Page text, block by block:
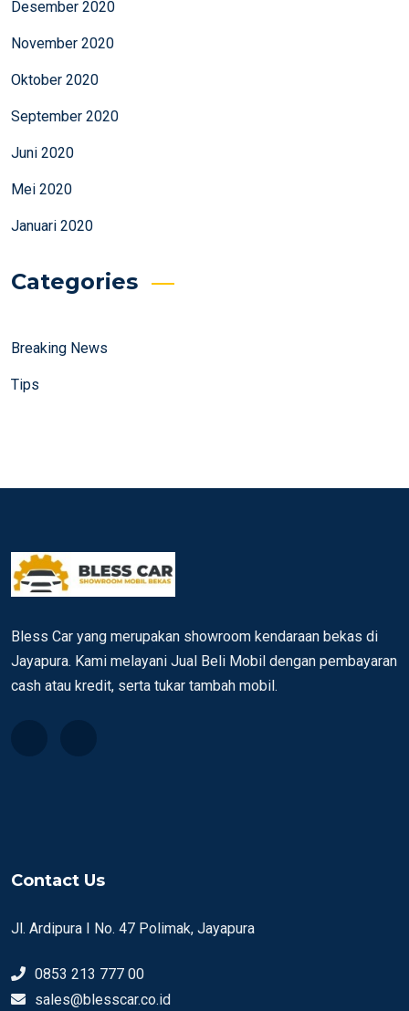
Desember 2020
November 2020
Oktober 2020
September 2020
Juni 2020
Mei 2020
Januari 2020
Categories
Breaking News
Tips
Bless Car yang merupakan showroom kendaraan bekas di
Jayapura. Kami melayani Jual Beli Mobil dengan pembayaran
cash atau kredit, serta tukar tambah mobil.
Contact Us
Jl. Ardipura I No. 47 Polimak, Jayapura
0853 213 777 00
sales@blesscar.co.id